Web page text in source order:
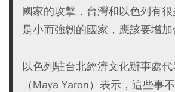
國家的攻擊，台灣和以色列有
是小而強韌的國家，應該要增加
以色列駐台北經濟文化辦事處
（Maya Yaron）表示，這些事